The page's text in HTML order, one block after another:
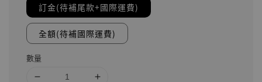
訂金(待補尾款+國際運費)
全額(待補國際運費)
數量